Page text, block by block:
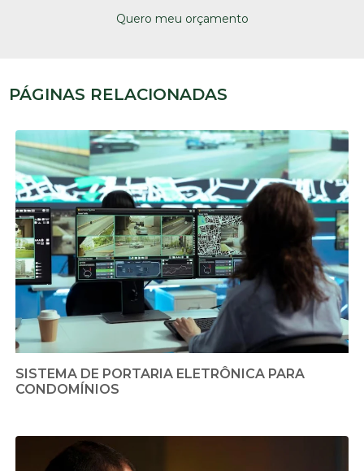
Quero meu orçamento
PÁGINAS RELACIONADAS
SISTEMA DE PORTARIA ELETRÔNICA PARA
CONDOMÍNIOS